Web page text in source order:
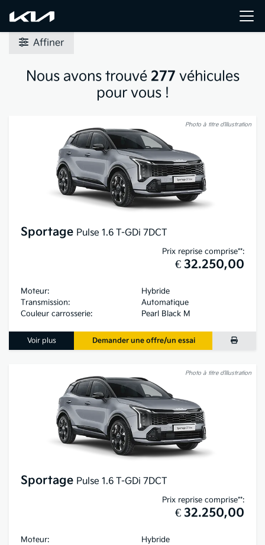
Affiner
Nous avons trouvé 277 véhicules
pour vous !
Photo à titre d’illustration
Sportage Pulse 1.6 T-GDi 7DCT
Prix reprise comprise**:
€ 32.250,00
Moteur:
Hybride
Transmission:
Automatique
Couleur carrosserie:
Pearl Black M
Voir plus Demander une offre/un essai
Photo à titre d’illustration
Sportage Pulse 1.6 T-GDi 7DCT
Prix reprise comprise**:
€ 32.250,00
Moteur:
Hybride